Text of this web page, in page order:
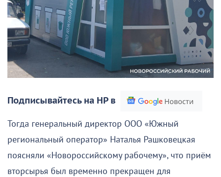
Подписывайтесь на НР в
Тогда генеральный директор ООО «Южный
региональный оператор» Наталья Рашковецкая
поясняли «Новороссийскому рабочему», что приём
вторсырья был временно прекращен для